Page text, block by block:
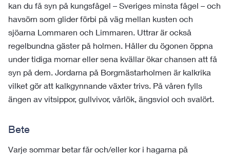
kan du få syn på kungsfågel – Sveriges minsta fågel – och
havsörn som glider förbi på väg mellan kusten och
sjöarna Lommaren och Limmaren. Uttrar är också
regelbundna gäster på holmen. Håller du ögonen öppna
under tidiga mornar eller sena kvällar ökar chansen att få
syn på dem. Jordarna på Borgmästarholmen är kalkrika
vilket gör att kalkgynnande växter trivs. På våren fylls
ängen av vitsippor, gullvivor, vårlök, ängsviol och svalört.
Bete
Varje sommar betar får och/eller kor i hagarna på